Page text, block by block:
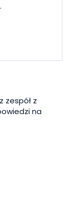
zespół z
na